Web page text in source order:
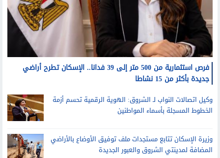
فرص استثمارية من 500 متر إلى 39 فدانا.. الإسكان تطرح أراضي
جديدة بأكثر من 15 نشاطا
وكيل اتصالات النواب لـ الشروق: الهوية الرقمية تحسم أزمة
الخطوط المسجلة بأسماء المواطنين
وزيرة الإسكان تتابع مستجدات ملف توفيق الأوضاع بالأراضي
المضافة لمدينتي الشروق والعبور الجديدة